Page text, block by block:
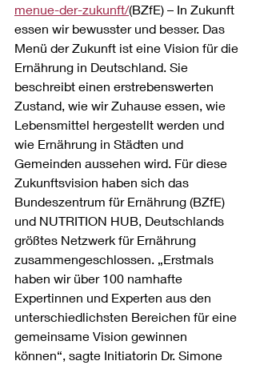
menue-der-zukunft/(BZfE) – In Zukunft
essen wir bewusster und besser. Das
Menü der Zukunft ist eine Vision für die
Ernährung in Deutschland. Sie
beschreibt einen erstrebenswerten
Zustand, wie wir Zuhause essen, wie
Lebensmittel hergestellt werden und
wie Ernährung in Städten und
Gemeinden aussehen wird. Für diese
Zukunftsvision haben sich das
Bundeszentrum für Ernährung (BZfE)
und NUTRITION HUB, Deutschlands
größtes Netzwerk für Ernährung
zusammengeschlossen. „Erstmals
haben wir über 100 namhafte
Expertinnen und Experten aus den
unterschiedlichsten Bereichen für eine
gemeinsame Vision gewinnen
können“, sagte Initiatorin Dr. Simone